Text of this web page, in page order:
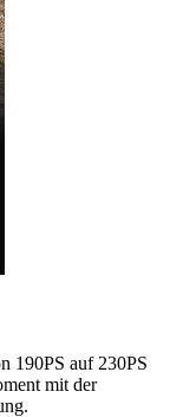
190PS auf 230PS
mit der